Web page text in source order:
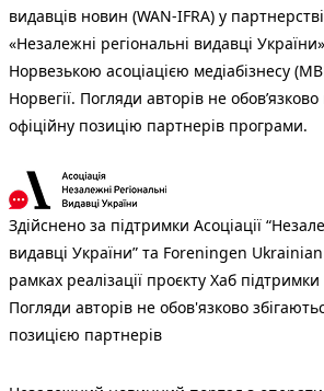
видавців новин (WAN-IFRA) у
«Незалежні регіональні видавці
Норвезькою асоціацією медіабізнесу
Норвегії. Погляди авторів не
офіційну позицію партнерів програми.
Здійснено за підтримки Асоціації
видавці України” та Foreningen
рамках реалізації проєкту Хаб
Погляди авторів не обов'язково
позицією партнерів